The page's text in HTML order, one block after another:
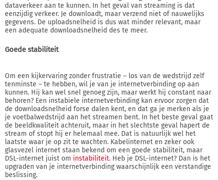
dataverkeer aan te kunnen. In het geval van streaming is dat
eenzijdig verkeer. Je downloadt, maar verzend niet of nauwelijks
gegevens. De uploadsnelheid is dus wat minder relevant, maar
een adequate downloadsnelheid des te meer.
Goede stabiliteit
Om een kijkervaring zonder frustratie – los van de wedstrijd zelf
tenminste – te hebben, wil je van je internetverbinding op aan
kunnen. Hij kan wel snel genoeg zijn, maar werkt hij constant naar
behoren? Een instabiele internetverbinding kan ervoor zorgen dat
de downloadsnelheid forse dalen kent, en dat ga je merken als je
je voetbalwedstrijd aan het streamen bent. In het beste geval gaat
de beeldkwaliteit achteruit, maar in het slechtste geval hapert de
stream of stopt hij er helemaal mee. Dat is natuurlijk wel het
laatste waar je op zit te wachten. Kabelinternet en zeker ook
glasvezel internet staan bekend om een goede stabiliteit, maar
DSL-internet juist om instabiliteit. Heb je DSL-internet? Dan is het
upgraden van je internetverbinding waarschijnlijk een verstandige
beslissing.